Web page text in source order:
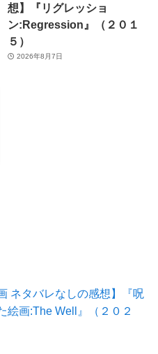
想】『リグレッショ
ン:Regression』（２０１
５）
2026年8月7日
ネタバレなしの感想】『呪
絵画:The Well』（２０２